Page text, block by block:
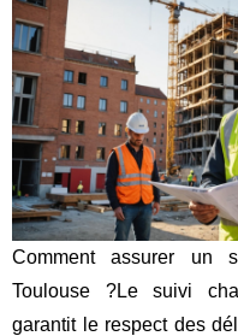
Comment assurer un
Toulouse ?Le suivi
garantit le respect des